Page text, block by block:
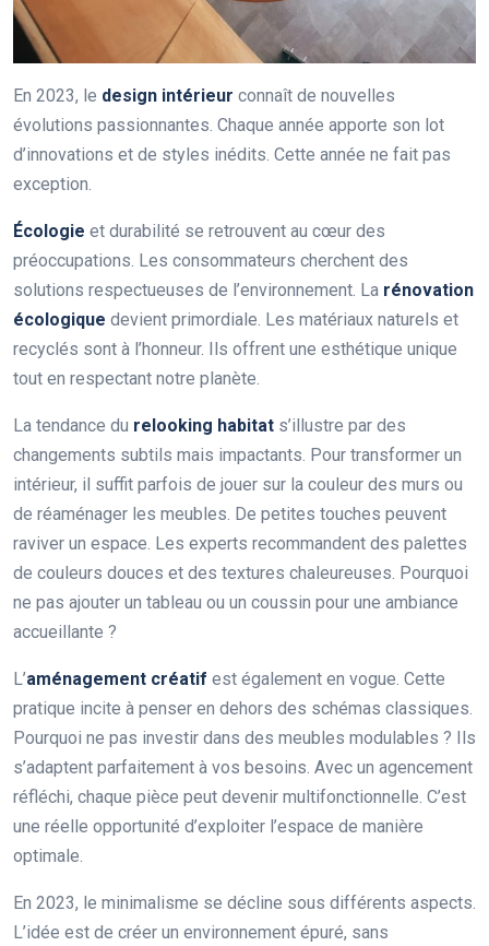
En 2023, le design intérieur connaît de nouvelles
évolutions passionnantes. Chaque année apporte son lot
d’innovations et de styles inédits. Cette année ne fait pas
exception.
Écologie et durabilité se retrouvent au cœur des
préoccupations. Les consommateurs cherchent des
solutions respectueuses de l’environnement. La rénovation
écologique devient primordiale. Les matériaux naturels et
recyclés sont à l’honneur. Ils offrent une esthétique unique
tout en respectant notre planète.
La tendance du relooking habitat s’illustre par des
changements subtils mais impactants. Pour transformer un
intérieur, il suffit parfois de jouer sur la couleur des murs ou
de réaménager les meubles. De petites touches peuvent
raviver un espace. Les experts recommandent des palettes
de couleurs douces et des textures chaleureuses. Pourquoi
ne pas ajouter un tableau ou un coussin pour une ambiance
accueillante ?
L’aménagement créatif est également en vogue. Cette
pratique incite à penser en dehors des schémas classiques.
Pourquoi ne pas investir dans des meubles modulables ? Ils
s’adaptent parfaitement à vos besoins. Avec un agencement
réfléchi, chaque pièce peut devenir multifonctionnelle. C’est
une réelle opportunité d’exploiter l’espace de manière
optimale.
En 2023, le minimalisme se décline sous différents aspects.
L’idée est de créer un environnement épuré, sans